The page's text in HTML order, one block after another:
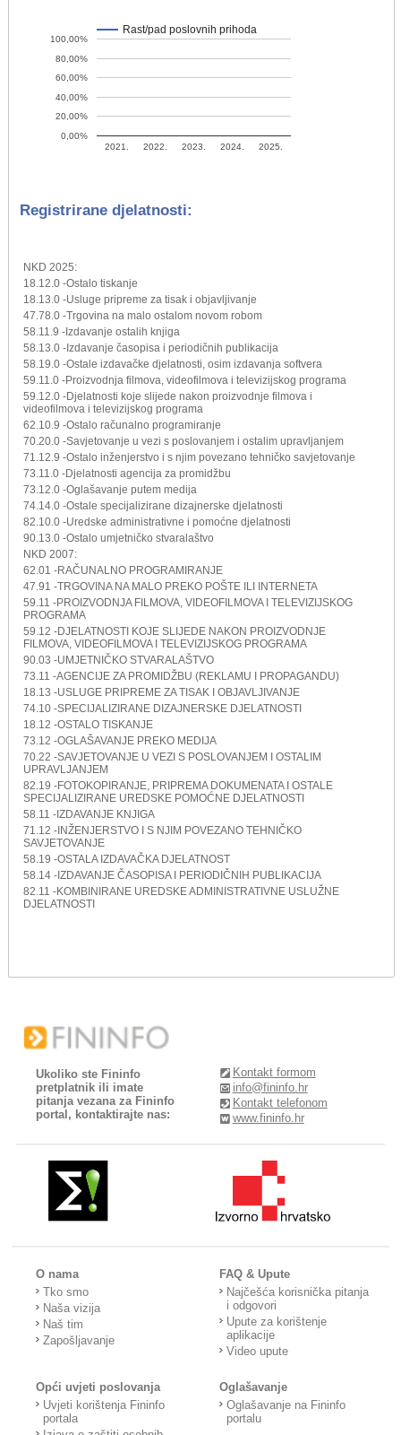
Rast/pad poslovnih prihoda
2021. 2022. 2023. 2024. 2025.
0,00%
20,00%
40,00%
60,00%
80,00%
100,00%
Registrirane djelatnosti:
NKD 2025:
18.12.0 -Ostalo tiskanje
18.13.0 -Usluge pripreme za tisak i objavljivanje
47.78.0 -Trgovina na malo ostalom novom robom
58.11.9 -Izdavanje ostalih knjiga
58.13.0 -Izdavanje časopisa i periodičnih publikacija
58.19.0 -Ostale izdavačke djelatnosti, osim izdavanja softvera
59.11.0 -Proizvodnja filmova, videofilmova i televizijskog programa
59.12.0 -Djelatnosti koje slijede nakon proizvodnje filmova i
videofilmova i televizijskog programa
62.10.9 -Ostalo računalno programiranje
70.20.0 -Savjetovanje u vezi s poslovanjem i ostalim upravljanjem
71.12.9 -Ostalo inženjerstvo i s njim povezano tehničko savjetovanje
73.11.0 -Djelatnosti agencija za promidžbu
73.12.0 -Oglašavanje putem medija
74.14.0 -Ostale specijalizirane dizajnerske djelatnosti
82.10.0 -Uredske administrativne i pomoćne djelatnosti
90.13.0 -Ostalo umjetničko stvaralaštvo
NKD 2007:
62.01 -RAČUNALNO PROGRAMIRANJE
47.91 -TRGOVINA NA MALO PREKO POŠTE ILI INTERNETA
59.11 -PROIZVODNJA FILMOVA, VIDEOFILMOVA I TELEVIZIJSKOG
PROGRAMA
59.12 -DJELATNOSTI KOJE SLIJEDE NAKON PROIZVODNJE
FILMOVA, VIDEOFILMOVA I TELEVIZIJSKOG PROGRAMA
90.03 -UMJETNIČKO STVARALAŠTVO
73.11 -AGENCIJE ZA PROMIDŽBU (REKLAMU I PROPAGANDU)
18.13 -USLUGE PRIPREME ZA TISAK I OBJAVLJIVANJE
74.10 -SPECIJALIZIRANE DIZAJNERSKE DJELATNOSTI
18.12 -OSTALO TISKANJE
73.12 -OGLAŠAVANJE PREKO MEDIJA
70.22 -SAVJETOVANJE U VEZI S POSLOVANJEM I OSTALIM
UPRAVLJANJEM
82.19 -FOTOKOPIRANJE, PRIPREMA DOKUMENATA I OSTALE
SPECIJALIZIRANE UREDSKE POMOĆNE DJELATNOSTI
58.11 -IZDAVANJE KNJIGA
71.12 -INŽENJERSTVO I S NJIM POVEZANO TEHNIČKO
SAVJETOVANJE
58.19 -OSTALA IZDAVAČKA DJELATNOST
58.14 -IZDAVANJE ČASOPISA I PERIODIČNIH PUBLIKACIJA
82.11 -KOMBINIRANE UREDSKE ADMINISTRATIVNE USLUŽNE
DJELATNOSTI
Ukoliko ste Fininfo
pretplatnik ili imate
pitanja vezana za Fininfo
portal, kontaktirajte nas:
Kontakt formom
info@fininfo.hr
Kontakt telefonom
www.fininfo.hr
O nama
Tko smo
Naša vizija
Naš tim
Zapošljavanje
FAQ & Upute
Najčešća korisnička pitanja
i odgovori
Upute za korištenje
aplikacije
Video upute
Opći uvjeti poslovanja
Uvjeti korištenja Fininfo
portala
Oglašavanje
Oglašavanje na Fininfo
portalu